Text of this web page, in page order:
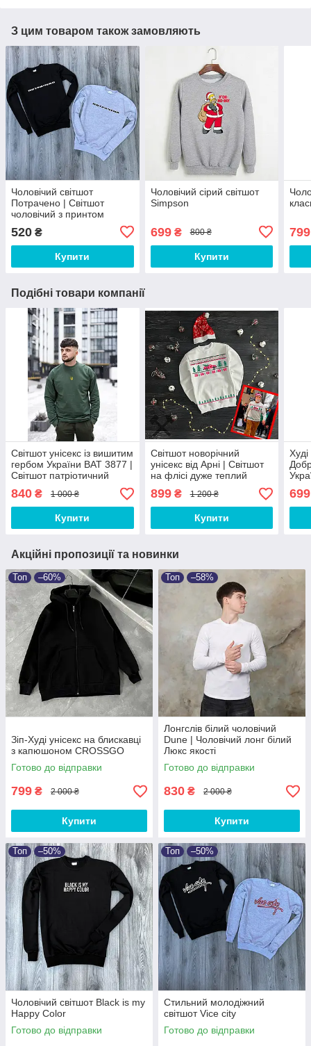
З цим товаром також замовляють
Чоловічий світшот
Потрачено | Світшот
чоловічий з принтом
520 ₴
Купити
Чоловічий сірий світшот
Simpson
699₴ 800 ₴
Купити
799
Подібні товари компанії
Світшот унісекс із вишитим
гербом України BAT 3877 |
Світшот патріотичний
чоловічий весняний
осінній
840 ₴ 1 000 ₴
Купити
Світшот новорічний
унісекс від Арні | Світшот
на флісі дуже теплий
ЛЮКС якості
899₴ 1 200 ₴
Купити
699
Акційні пропозиції та новинки
Топ –60%
Зіп-Худі унісекс на блискавці
з капюшоном CROSSGO
Готово до відправки
799 ₴ 2 000 ₴
Купити
Топ –58%
Лонгслів білий чоловічий
Dune | Чоловічий лонг білий
Люкс якості
Готово до відправки
830 ₴ 2 000 ₴
Купити
Топ –50%
Чоловічий світшот Black is my
Happy Color
Готово до відправки
Топ –50%
Стильний молодіжний
світшот Vice city
Готово до відправки